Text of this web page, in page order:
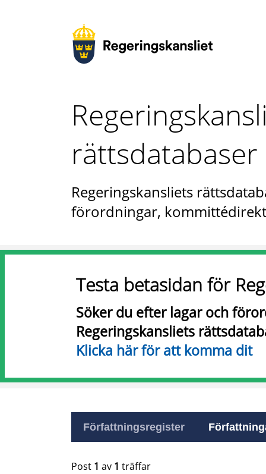
rättsdatabaser
Regeringskansliets
förordningar,
Testa betasidan för
Söker du efter lagar och
Regeringskansliets
Klicka här för att komma dit
Författningsregister
Post 1 av 1 träffar